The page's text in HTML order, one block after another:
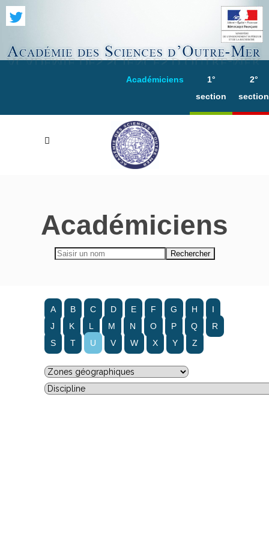
Académiciens
1°
section
2°
section
Académiciens
A B C D E F G H
I
J
K L M N O P Q
R
S
T U V W X Y Z